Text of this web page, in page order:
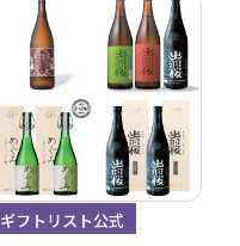
ギフトリスト公式